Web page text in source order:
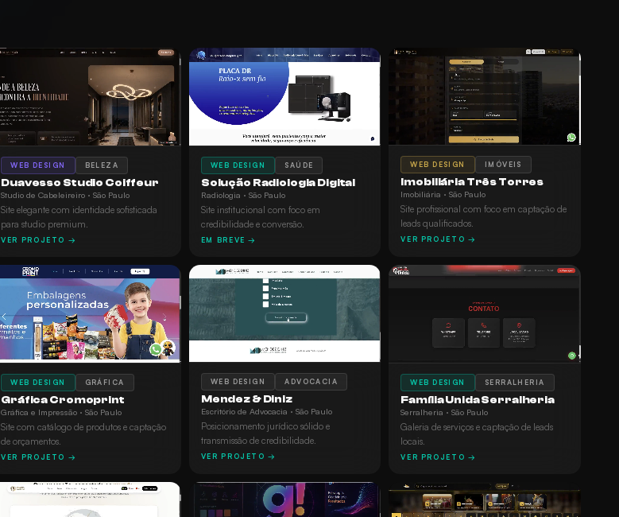
WEB DESIGN BELEZA
Duavesso Studio Coiffeur
Studio de Cabeleireiro · São Paulo
Site elegante com identidade sofisticada
para studio premium.
VER PROJETO →
WEB DESIGN SAÚDE
Solução Radiologia Digital
Radiologia · São Paulo
Site institucional com foco em
credibilidade e conversão.
EM BREVE →
WEB DESIGN IMÓVEIS
Imobiliária Três Torres
Imobiliária · São Paulo
Site profissional com foco em captação de
leads qualificados.
VER PROJETO →
WEB DESIGN GRÁFICA
Gráfica Cromoprint
Gráfica e Impressão · São Paulo
Site com catálogo de produtos e captação
de orçamentos.
VER PROJETO →
WEB DESIGN ADVOCACIA
Mendez & Diniz
Escritório de Advocacia · São Paulo
Posicionamento jurídico sólido e
transmissão de credibilidade.
VER PROJETO →
WEB DESIGN SERRALHERIA
Família Unida Serralheria
Serralheria · São Paulo
Galeria de serviços e captação de leads
locais.
VER PROJETO →